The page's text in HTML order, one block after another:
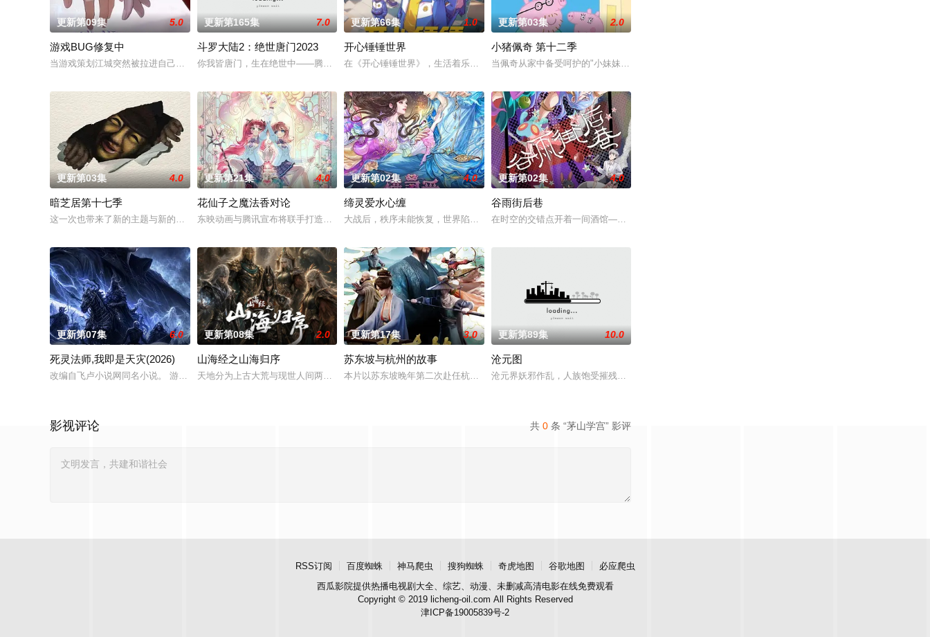
更新第09集 5.0
游戏BUG修复中
当游戏策划江城突然被拉进自己精心打造的数字世界时，他原本以为能在这片熟悉的地方游刃有余。然而，令他震惊的是，游戏中强大无比的魔王苏夜不知为何竟然觉醒了自我意识。苏
更新第165集 7.0
斗罗大陆2：绝世唐门2023
你我皆唐门，生在绝世中——腾讯视频《斗罗大陆绝世唐门》动画正式启动！
更新第66集 1.0
开心锤锤世界
在《开心锤锤世界》，生活着乐观善良的少年锤锤和他性格各异的家人朋友们，他们在日常琐事中脑洞大开，以充满趣味的方式应对生活琐事或难
更新第03集 2.0
小猪佩奇 第十二季
当佩奇从家中备受呵护的"小妹妹"一跃成为肩负责任的"大姐姐"，而乔治从集万千宠爱于一身的"小弟弟"转变
更新第03集 4.0
暗芝居第十七季
这一次也带来了新的主题与新的恐怖演出，充满了令人脊背发凉的故事。负责演唱片尾主题曲的二人歌谣组合“风轮”也会以声优的身份参加，成为本季的一大亮点。又出现在孩子们面
更新第21集 4.0
花仙子之魔法香对论
东映动画与腾讯宣布将联手打造『花仙子』全新动画 新作将继承经典、结合潮流、呈现崭新的花仙子世界。
更新第02集 4.0
缔灵爱水心缠
大战后，秩序未能恢复，世界陷入混乱。混沌从深渊崛起，黑暗如潮水般吞噬大地……缔默完成了命运的蜕变——她不再是被守护的少女，而是手持
更新第02集 4.0
谷雨街后巷
在时空的交错点开着一间酒馆——谷雨街后巷。 无论城市的角落，还是繁星坠落的荒漠， 穿过现实的迷宫，
更新第07集 6.0
死灵法师,我即是天灾(2026)
改编自飞卢小说网同名小说。 游戏降临现实，世界规则颠覆，人类进入全民转职时代。 机遇之下暗流汹涌，深渊的魔族和龙族同样觊觎新世界，与人类展开旷日持久的战争。 穿越
更新第08集 2.0
山海经之山海归序
天地分为上古大荒与现世人间两界，由太极壁垒相隔，域外虚无异境滋生侵蚀神魂、扰乱秩序的暗紫色暗力；天地遴选十二山海神兽为十二秩序祀神，各携本命宿命玉佩身负镇守两界、
更新第17集 3.0
苏东坡与杭州的故事
本片以苏东坡晚年第二次赴任杭州，与老友佛印（一心想将苏东坡渡入佛门）、辽国女粉丝耶律云（原型为高丽使者之子金富轼与金富辙合二为一
更新第89集 10.0
沧元图
沧元界妖邪作乱，人族饱受摧残，主角孟川自小立下为母复仇的誓言，以镜湖道院为起点，凭借坚毅无畏的
共 0 条 “茅山学宫” 影评
影视评论
RSS订阅 百度蜘蛛 神马爬虫 搜狗蜘蛛 奇虎地图 谷歌地图
必应爬虫
西瓜影院提供热播电视剧大全、综艺、动漫、未删减高清电影在线免费观看
Copyright © 2019 licheng-oil.com All Rights Reserved
津ICP备19005839号-2